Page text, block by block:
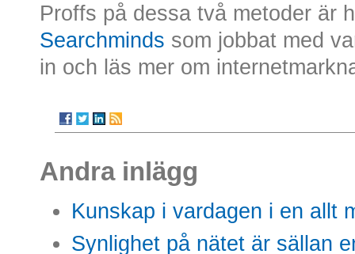
Proffs på dessa två metoder är
Searchminds som jobbat med
in och läs mer om
Andra inlägg
Kunskap i vardagen i en allt
Synlighet på nätet är sällan